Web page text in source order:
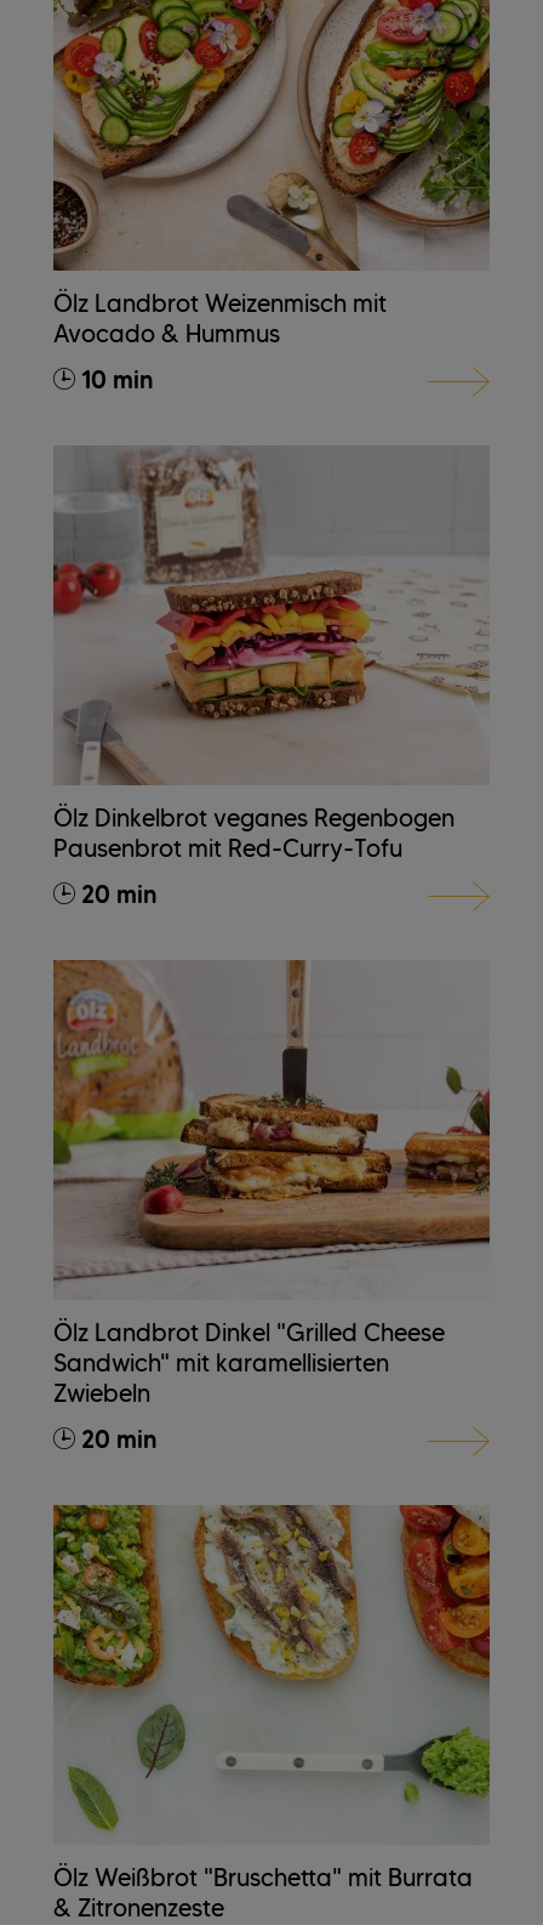
Ölz Landbrot Weizenmisch mit
Avocado & Hummus
10 min
Ölz Dinkelbrot veganes Regenbogen
Pausenbrot mit Red-Curry-Tofu
20 min
Ölz Landbrot Dinkel "Grilled Cheese
Sandwich" mit karamellisierten
Zwiebeln
20 min
Ölz Weißbrot "Bruschetta" mit Burrata
& Zitronenzeste